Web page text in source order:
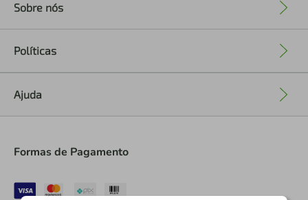
Sobre nós
Políticas
Ajuda
Formas de Pagamento